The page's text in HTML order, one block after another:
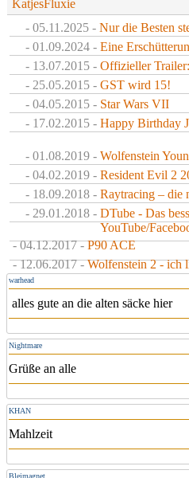
KatjesFluxie
- 05.11.2025 - Nur die Besten
- 01.09.2024 - Eine
- 13.07.2015 - Offizieller
- 25.05.2015 - GST wird 15!
- 04.05.2015 - Star Wars VII
- 17.02.2015 - Happy Birthday
- 01.08.2019 - Wolfenstein
- 04.02.2019 - Resident Evil 2
- 18.09.2018 - Raytracing – die
- 29.01.2018 - DTube - Das
YouTube/
- 04.12.2017 - P90 ACE
- 12.06.2017 - Wolfenstein 2 - ich
warhead
alles gute an die alten säcke hier
Nightmare
Grüße an alle
KHAN
Mahlzeit
Bleimagnet